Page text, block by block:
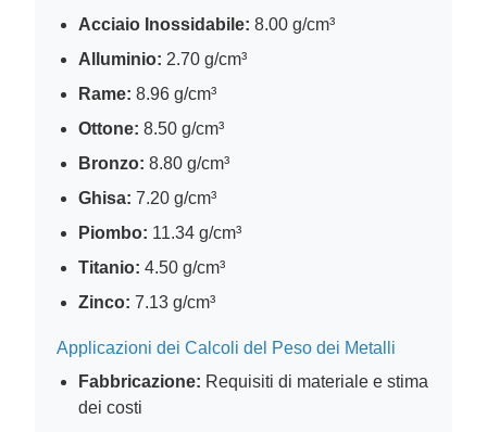
Acciaio Inossidabile: 8.00 g/cm³
Alluminio: 2.70 g/cm³
Rame: 8.96 g/cm³
Ottone: 8.50 g/cm³
Bronzo: 8.80 g/cm³
Ghisa: 7.20 g/cm³
Piombo: 11.34 g/cm³
Titanio: 4.50 g/cm³
Zinco: 7.13 g/cm³
Applicazioni dei Calcoli del Peso dei Metalli
Fabbricazione: Requisiti di materiale e stima
dei costi